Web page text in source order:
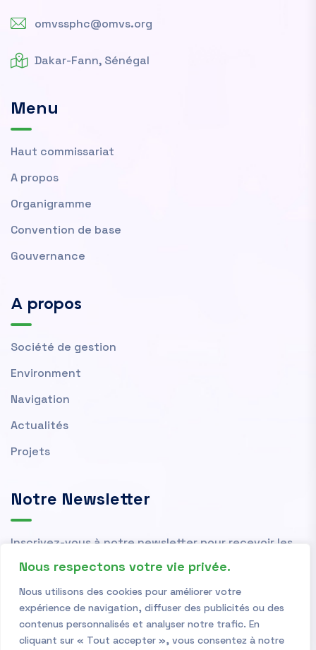
Nous respectons votre vie privée.
Nous utilisons des cookies pour améliorer votre
expérience de navigation, diffuser des publicités ou des
contenus personnalisés et analyser notre trafic. En
cliquant sur « Tout accepter », vous consentez à notre
omvssphc@omvs.org
Dakar-Fann, Sénégal
Menu
Haut commissariat
A propos
Organigramme
Convention de base
Gouvernance
A propos
Société de gestion
Environment
Navigation
Actualités
Projets
Notre Newsletter
Inscrivez-vous à notre newsletter pour recevoir les
actualités et nouvelles de l'OMVS.